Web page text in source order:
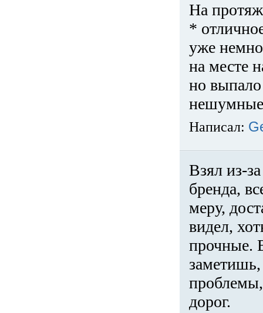
На
*
уже
на месте
но
нешумные
Написал:
Взял из-
бренда,
меру,
видел,
прочные.
проблемы,
дорог.